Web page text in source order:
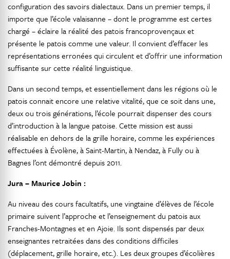
configuration des savoirs dialectaux. Dans un premier temps, il
importe que l’école valaisanne – dont le programme est certes
chargé – éclaire la réalité des patois francoprovençaux et
présente le patois comme une valeur. Il convient d’effacer les
représentations erronées qui circulent et d’offrir une information
suffisante sur cette réalité linguistique.
Dans un second temps, et essentiellement dans les régions où le
patois connait encore une relative vitalité, que ce soit dans une,
deux ou trois générations, l’école pourrait dispenser des cours
d’introduction à la langue patoise. Cette mission est aussi
réalisable en dehors de la grille horaire, comme les expériences
effectuées à Évolène, à Saint-Martin, à Nendaz, à Fully ou à
Bagnes l’ont démontré depuis 2011.
Jura – Maurice Jobin :
Au niveau des cours facultatifs, une vingtaine d’élèves de l’école
primaire suivent l’approche et l’enseignement du patois aux
Franches-Montagnes et en Ajoie. Ils sont dispensés par deux
enseignantes retraitées dans des conditions difficiles
(déplacement, grille horaire, etc.). Les deux groupes d’écolières